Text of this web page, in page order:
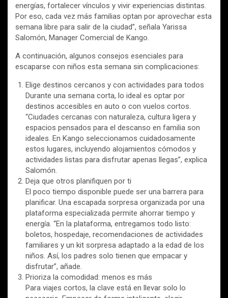
energías, fortalecer vínculos y vivir experiencias distintas.
Por eso, cada vez más familias optan por aprovechar esta
semana libre para salir de la ciudad”, señala Yarissa
Salomón, Manager Comercial de Kango.
A continuación, algunos consejos esenciales para
escaparse con niños esta semana sin complicaciones:
Elige destinos cercanos y con actividades para todos
Durante una semana corta, lo ideal es optar por
destinos accesibles en auto o con vuelos cortos.
“Ciudades cercanas con naturaleza, cultura ligera y
espacios pensados para el descanso en familia son
ideales. En Kango seleccionamos cuidadosamente
estos lugares, incluyendo alojamientos cómodos y
actividades listas para disfrutar apenas llegas”, explica
Salomón.
Deja que otros planifiquen por ti
El poco tiempo disponible puede ser una barrera para
planificar. Una escapada sorpresa organizada por una
plataforma especializada permite ahorrar tiempo y
energía. “En la plataforma, entregamos todo listo:
boletos, hospedaje, recomendaciones de actividades
familiares y un kit sorpresa adaptado a la edad de los
niños. Así, los padres solo tienen que empacar y
disfrutar”, añade.
Prioriza la comodidad: menos es más
Para viajes cortos, la clave está en llevar solo lo